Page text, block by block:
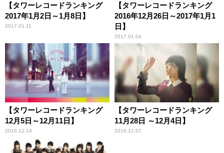
【タワーレコードランキング
2017年1月2日～1月8日】
2017.01.11
【タワーレコードランキング
2016年12月26日～2017年1月1
日】
2017.01.04
【タワーレコードランキング
12月5日～12月11日】
2016.12.14
【タワーレコードランキング
11月28日 ～12月4日】
2016.12.07